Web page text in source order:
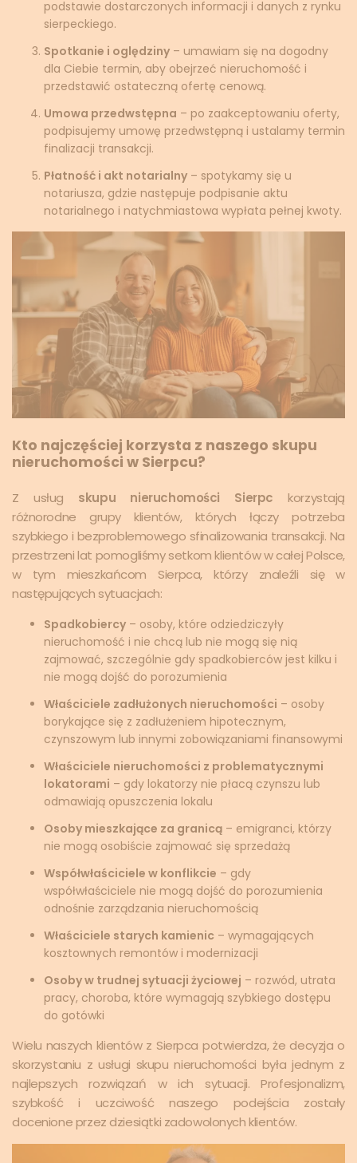
podstawie dostarczonych informacji i danych z rynku
sierpeckiego.
Spotkanie i oględziny – umawiam się na dogodny
dla Ciebie termin, aby obejrzeć nieruchomość i
przedstawić ostateczną ofertę cenową.
Umowa przedwstępna – po zaakceptowaniu oferty,
podpisujemy umowę przedwstępną i ustalamy termin
finalizacji transakcji.
Płatność i akt notarialny – spotykamy się u
notariusza, gdzie następuje podpisanie aktu
notarialnego i natychmiastowa wypłata pełnej kwoty.
Kto najczęściej korzysta z naszego skupu
nieruchomości w Sierpcu?
Z usług skupu nieruchomości Sierpc korzystają
różnorodne grupy klientów, których łączy potrzeba
szybkiego i bezproblemowego sfinalizowania transakcji. Na
przestrzeni lat pomogliśmy setkom klientów w całej Polsce,
w tym mieszkańcom Sierpca, którzy znaleźli się w
następujących sytuacjach:
Spadkobiercy – osoby, które odziedziczyły
nieruchomość i nie chcą lub nie mogą się nią
zajmować, szczególnie gdy spadkobierców jest kilku i
nie mogą dojść do porozumienia
Właściciele zadłużonych nieruchomości – osoby
borykające się z zadłużeniem hipotecznym,
czynszowym lub innymi zobowiązaniami finansowymi
Właściciele nieruchomości z problematycznymi
lokatorami – gdy lokatorzy nie płacą czynszu lub
odmawiają opuszczenia lokalu
Osoby mieszkające za granicą – emigranci, którzy
nie mogą osobiście zajmować się sprzedażą
Współwłaściciele w konflikcie – gdy
współwłaściciele nie mogą dojść do porozumienia
odnośnie zarządzania nieruchomością
Właściciele starych kamienic – wymagających
kosztownych remontów i modernizacji
Osoby w trudnej sytuacji życiowej – rozwód, utrata
pracy, choroba, które wymagają szybkiego dostępu
do gotówki
Wielu naszych klientów z Sierpca potwierdza, że decyzja o
skorzystaniu z usługi skupu nieruchomości była jednym z
najlepszych rozwiązań w ich sytuacji. Profesjonalizm,
szybkość i uczciwość naszego podejścia zostały
docenione przez dziesiątki zadowolonych klientów.